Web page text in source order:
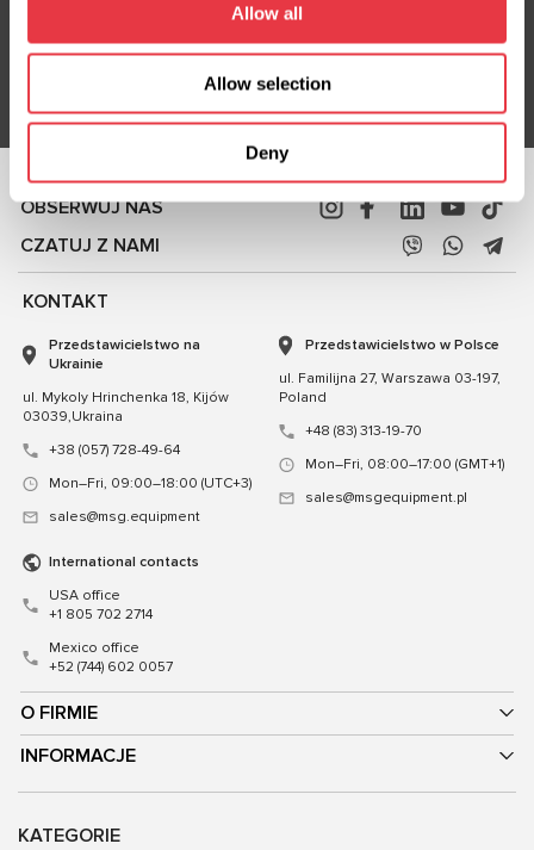
Allow all
Allow selection
Deny
Nie przegap ekskluzywnych ofert i rabatów
OBSERWUJ NAS
CZATUJ Z NAMI
O FIRMIE
INFORMACJE
KONTAKT
Przedstawicielstwo na
Ukrainie
ul. Mykoly Hrinchenka 18, Kijów
03039,Ukraina
+38 (057) 728-49-64
Mon–Fri, 09:00–18:00 (UTC+3)
sales@msg.equipment
Przedstawicielstwo w Polsce
ul. Familijna 27, Warszawa 03-197,
Poland
+48 (83) 313-19-70
Mon–Fri, 08:00–17:00 (GMT+1)
sales@msgequipment.pl
International contacts
USA office
+1 805 702 2714
Mexico office
+52 (744) 602 0057
KATEGORIE